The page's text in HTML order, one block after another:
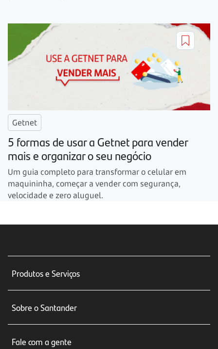
Getnet
5 formas de usar a Getnet para vender
mais e organizar o seu negócio
Um guia completo para transformar o celular em
maquininha, começar a vender com segurança,
velocidade e zero aluguel.
Produtos e Serviços
Seguros
Sobre o Santander
Fale com a gente